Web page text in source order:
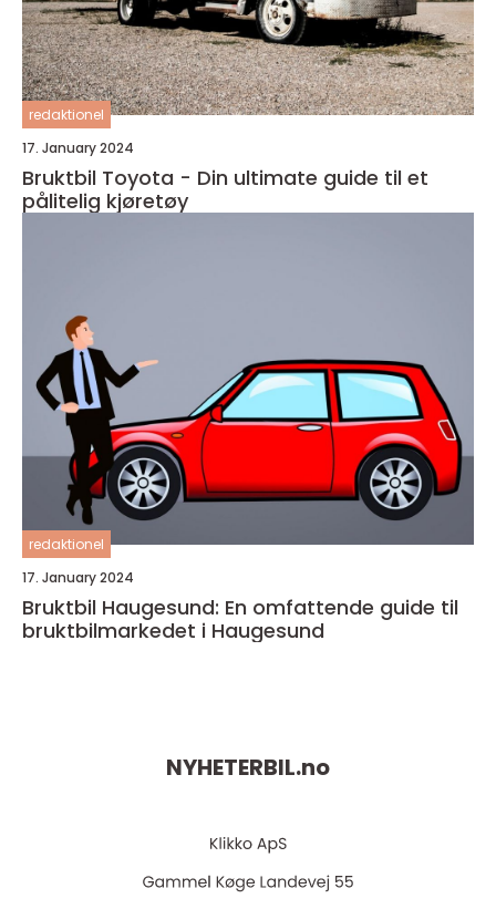
redaktionel
17. January 2024
Bruktbil Toyota - Din ultimate guide til et
pålitelig kjøretøy
redaktionel
17. January 2024
Bruktbil Haugesund: En omfattende guide til
bruktbilmarkedet i Haugesund
NYHETERBIL.no